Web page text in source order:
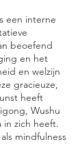
een interne
beoefend
en het
en welzijn
gracieuze,
heeft
Wushu
in zich heeft.
mindfulness